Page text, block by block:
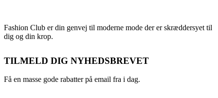
Fashion Club er din genvej til moderne mode der er skræddersyet til
dig og din krop.
TILMELD DIG NYHEDSBREVET
Få en masse gode rabatter på email fra i dag.